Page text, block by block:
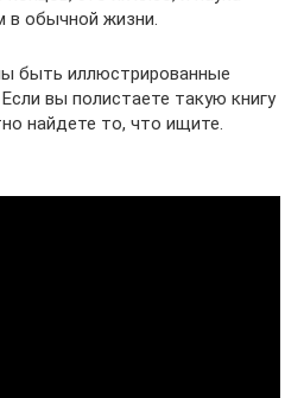
в обычной жизни.
быть иллюстрированные
вы полистаете такую книгу
найдете то, что ищите.